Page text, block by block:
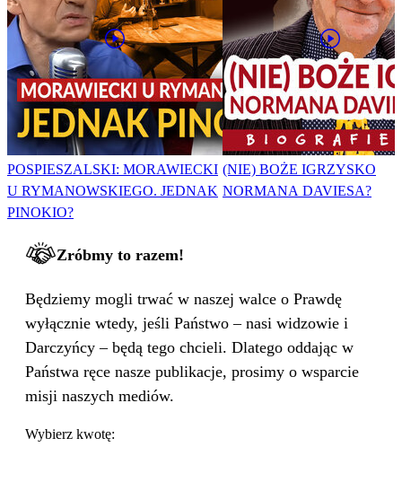
POSPIESZALSKI: MORAWIECKI
U RYMANOWSKIEGO. JEDNAK
PINOKIO?
(NIE) BOŻE IGRZYSKO
NORMANA DAVIESA?
Zróbmy to razem!
Będziemy mogli trwać w naszej walce o Prawdę
wyłącznie wtedy, jeśli Państwo – nasi widzowie i
Darczyńcy – będą tego chcieli. Dlatego oddając w
Państwa ręce nasze publikacje, prosimy o wsparcie
misji naszych mediów.
Wybierz kwotę: